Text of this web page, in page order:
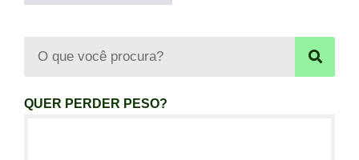
QUER PERDER PESO?